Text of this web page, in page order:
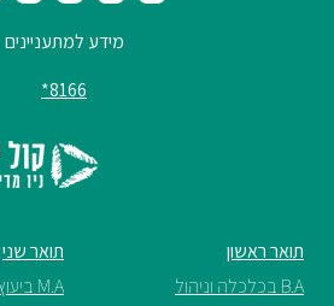
מידע למתעניינים
8166*
תואר ראשון
B.A בכלכלה וניהול
תואר שני
M.A ביעוץ חינוכי